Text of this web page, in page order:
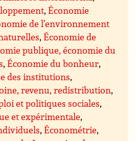
,Économie
de l’environnement
,Économie de
publique, économie du
,Économie du bonheur,
des institutions,
revenu, redistribution,
et politiques sociales,
et expérimentale,
,Économétrie,